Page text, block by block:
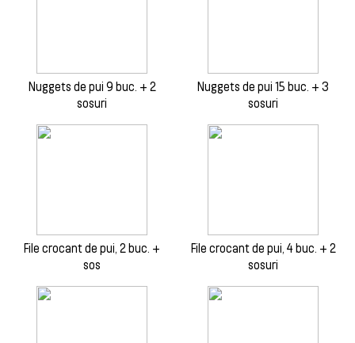
Nuggets de pui 9 buc. + 2
sosuri
Nuggets de pui 15 buc. + 3
sosuri
File crocant de pui, 2 buc. +
sos
File crocant de pui, 4 buc. + 2
sosuri